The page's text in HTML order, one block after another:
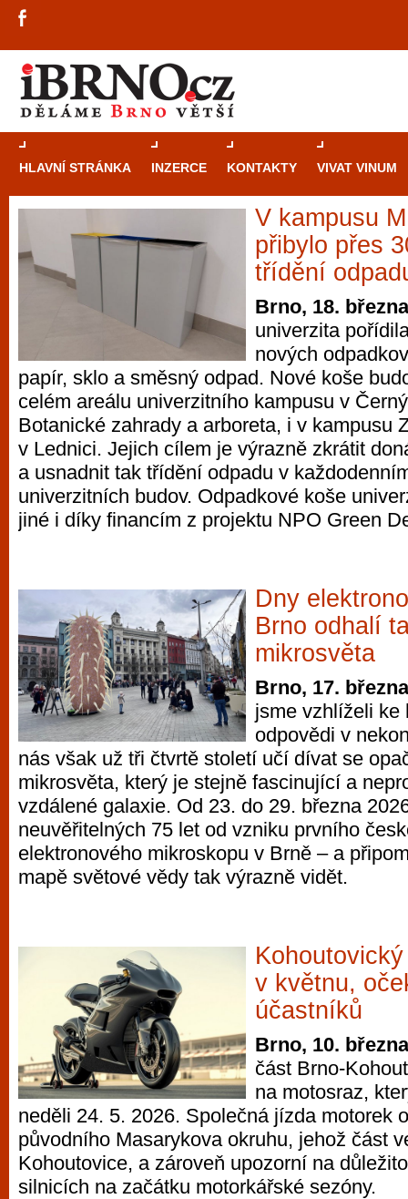
HLAVNÍ STRÁNKA INZERCE KONTAKTY VIVAT VINUM
V kampusu
přibylo přes
třídění
Brno, 18.
univerzita
nových
papír, sklo a směsný odpad. Nové koše
celém areálu univerzitního kampusu v
Botanické zahrady a arboreta, i v kampusu
v Lednici. Jejich cílem je výrazně zkrátit
a usnadnit tak třídění odpadu v
univerzitních budov. Odpadkové koše
jiné i díky financím z projektu NPO Green
Dny
Brno odhalí
mikrosvěta
Brno, 17.
jsme vzhlíželi ke
odpovědi v
nás však už tři čtvrtě století učí dívat se
mikrosvěta, který je stejně fascinující a
vzdálené galaxie. Od 23. do 29. března
neuvěřitelných 75 let od vzniku prvního
elektronového mikroskopu v Brně – a
mapě světové vědy tak výrazně vidět.
v květnu,
účastníků
Brno, 10.
část Brno-
na motosraz,
neděli 24. 5. 2026. Společná jízda motorek
původního Masarykova okruhu, jehož část
Kohoutovice, a zároveň upozorní na
silnicích na začátku motorkářské sezóny.
Průvodce
Brně: Od
automaty
Brno je
zajímavé
restaurace,
Mimo jiné je ale také místem, kde si
vyzkoušet různé kasinové hry. V
metropoli naleznete širokou nabídku her
po moderní automaty jak pro pravidelné
příležitostné hráče. V...